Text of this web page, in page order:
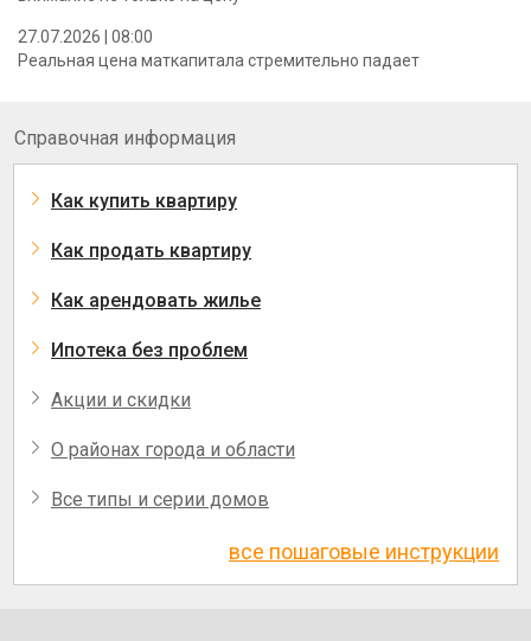
27.07.2026 | 08:00
Реальная цена маткапитала стремительно падает
Справочная информация
Как купить квартиру
Как продать квартиру
Как арендовать жилье
Ипотека без проблем
Акции и скидки
О районах города и области
Все типы и серии домов
все пошаговые инструкции